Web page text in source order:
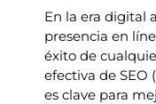
En la era digital
presencia en
éxito de
efectiva de SEO
es clave para